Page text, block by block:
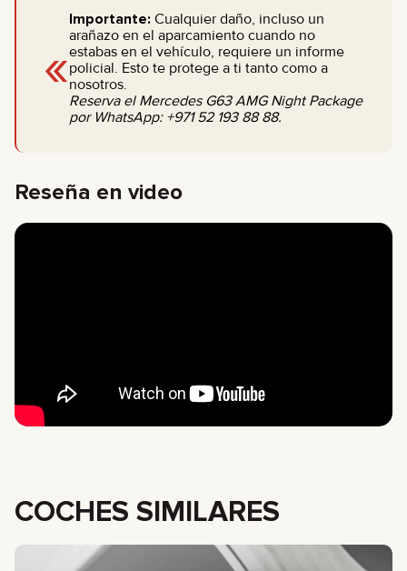
«
Importante: Cualquier daño, incluso un
arañazo en el aparcamiento cuando no
estabas en el vehículo, requiere un informe
policial. Esto te protege a ti tanto como a
nosotros.
Reserva el Mercedes G63 AMG Night Package
por WhatsApp: +971 52 193 88 88.
Reseña en video
COCHES SIMILARES